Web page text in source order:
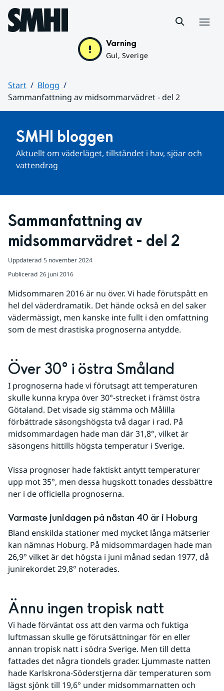
Hoppa till sidans innehåll
Varning
Gul, Sverige
Start
Blogg
Sammanfattning av midsommarvädret - del 2
SMHI bloggen
Aktuellt om väderläget, tillståndet i hav, sjöar och
vattendrag
Sammanfattning av
midsommarvädret - del 2
Uppdaterad 5 november 2024
Publicerad 26 juni 2016
Midsommaren 2016 är nu över. Vi hade förutspått en
hel del väderdramatik. Det hände också en del saker
vädermässigt, men kanske inte fullt i den omfattning
som de mest drastiska prognoserna antydde.
Över 30° i östra Småland
I prognoserna hade vi förutsagt att temperaturen
skulle kunna krypa över 30°-strecket i främst östra
Götaland. Det visade sig stämma och Målilla
förbättrade säsongshögsta två dagar i rad. På
midsommardagen hade man där 31,8°, vilket är
säsongens hittills högsta temperatur i Sverige.
Vissa prognoser hade faktiskt antytt temperaturer
upp mot 35°, men dessa hugskott tonades dessbättre
ner i de officiella prognoserna.
Varmaste junidagen på nästan 40 år i Hoburg
Bland enskilda stationer med mycket långa mätserier
kan nämnas Hoburg. På midsommardagen hade man
26,9° vilket är det högsta i juni månad sedan 1977, då
junirekordet 29,8° noterades.
Ännu ingen tropisk natt
Vi hade förväntat oss att den varma och fuktiga
luftmassan skulle ge förutsättningar för en eller
annan tropisk natt i södra Sverige. Men till detta
fattades det några tiondels grader. Ljummaste natten
hade Karlskrona-Söderstjerna där temperaturen som
lägst sjönk till 19,6° under midsommarnatten och